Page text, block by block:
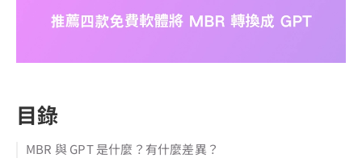
目錄
MBR 與 GPT 是什麼？有什麼差異？